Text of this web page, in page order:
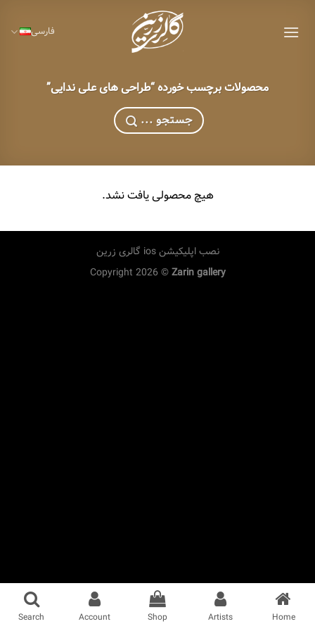
content
فارسی
محصولات برچسب خورده “طراحی های علی ندایی”
... جستجو
هیچ محصولی یافت نشد.
نصب اپلیکیشن ios گالری زرین
Copyright 2026 ©Zarin gallery
Home
Artists
Shop
Account
Search